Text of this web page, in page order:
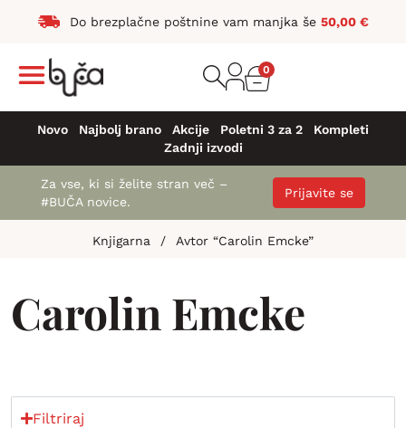
Do brezplačne poštnine vam manjka še 50,00 €
0
Novo Najbolj brano Akcije Poletni 3 za 2
Kompleti
Zadnji izvodi
Za vse, ki si želite stran več –
#BUČA novice.
Prijavite se
Knjigarna / Avtor “Carolin Emcke”
Carolin Emcke
Filtriraj